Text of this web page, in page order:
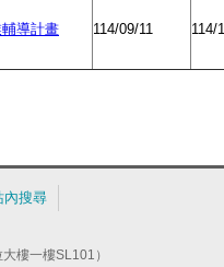
導計畫 114/09/11 114/
內搜尋
樓一樓SL101）